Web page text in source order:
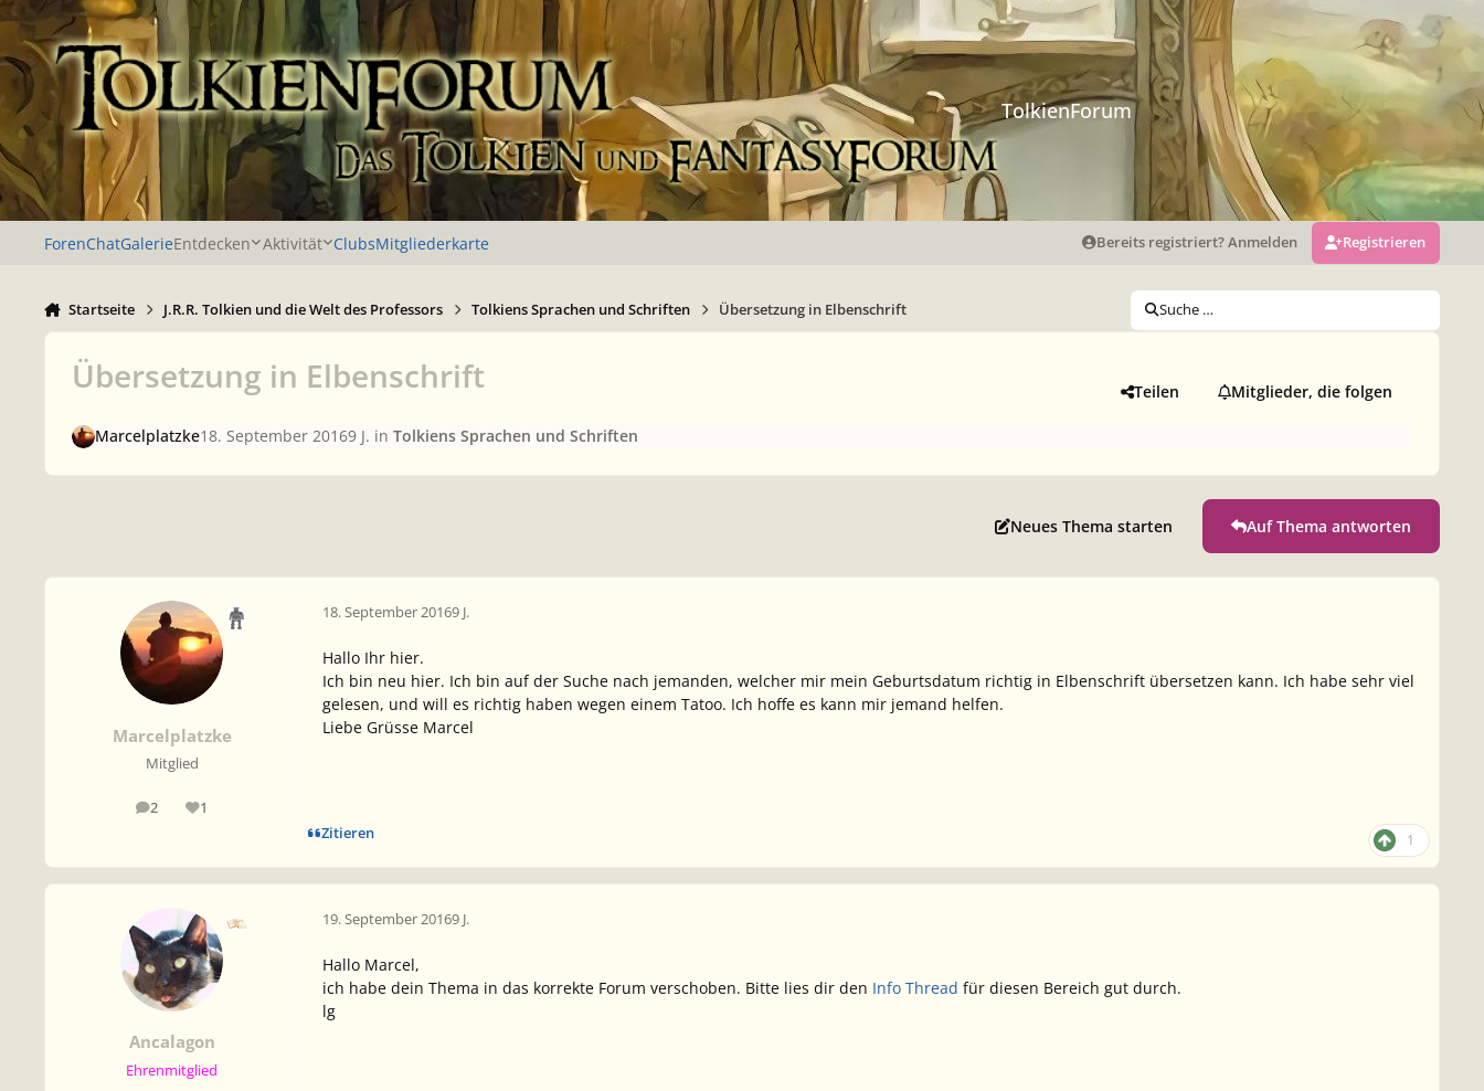
Zu Inhalt springen
TolkienForum
ForenChatGalerieEntdecken Aktivität ClubsMitgliederkarte Bereits registriert? Anmelden Registrieren
Startseite J.R.R. Tolkien und die Welt des Professors Tolkiens Sprachen und Schriften Übersetzung in Elbenschrift Suche …
Übersetzung in Elbenschrift Teilen Mitglieder, die folgen
Marcelplatzke18. September 20169 J. in Tolkiens Sprachen und Schriften
Neues Thema starten Auf Thema antworten
Marcelplatzke
Mitglied
2
Beiträge1
Reputation
18. September 20169 J.
Hallo Ihr hier.
Ich bin neu hier. Ich bin auf der Suche nach jemanden, welcher mir mein Geburtsdatum richtig in Elbenschrift übersetzen kann. Ich habe sehr viel
gelesen, und will es richtig haben wegen einem Tatoo. Ich hoffe es kann mir jemand helfen.
Liebe Grüsse Marcel
Zitieren 1
Ancalagon
Ehrenmitglied
19. September 20169 J.
Hallo Marcel,
ich habe dein Thema in das korrekte Forum verschoben. Bitte lies dir den Info Thread für diesen Bereich gut durch.
lg